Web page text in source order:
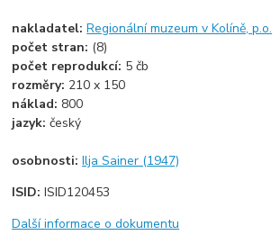
nakladatel:Regionální muzeum v Kolíně, p.o.
počet stran: (8)
počet reprodukcí: 5 čb
rozměry: 210 x 150
náklad: 800
jazyk:český
osobnosti:Ilja Sainer (1947)
ISID:ISID120453
Další informace o dokumentu